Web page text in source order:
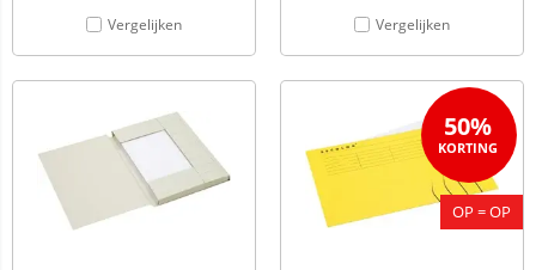
Vergelijken Vergelijken
OP = OP
50%